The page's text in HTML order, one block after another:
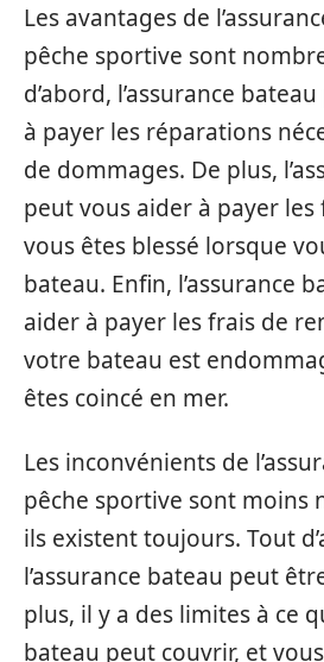
Les avantages de
pêche sportive sont
d’abord, l’assurance
à payer les réparations
de dommages. De plus,
peut vous aider à payer les
vous êtes blessé lorsque
bateau. Enfin, l’assurance
aider à payer les frais de
votre bateau est
êtes coincé en mer.
Les inconvénients de
pêche sportive sont moins
ils existent toujours. Tout
l’assurance bateau peut
plus, il y a des limites à ce
bateau peut couvrir, et